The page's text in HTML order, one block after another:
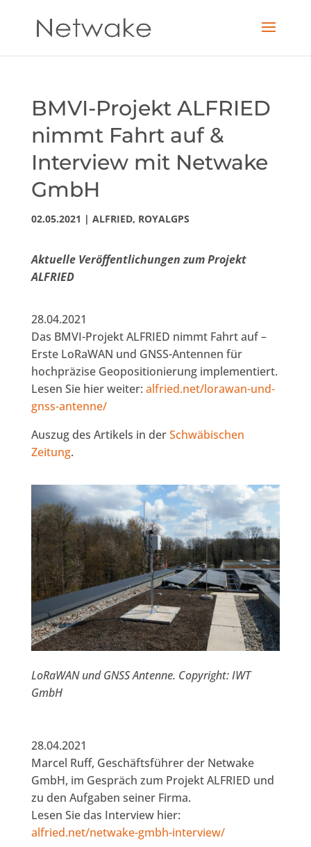
BMVI-Projekt ALFRIED
nimmt Fahrt auf &
Interview mit Netwake
GmbH
02.05.2021 | ALFRIED, ROYALGPS
Aktuelle Veröffentlichungen zum Projekt
ALFRIED
28.04.2021
Das BMVI-Projekt ALFRIED nimmt Fahrt auf –
Erste LoRaWAN und GNSS-Antennen für
hochpräzise Geopositionierung implementiert.
Lesen Sie hier weiter: alfried.net/lorawan-und-
gnss-antenne/
Auszug des Artikels in derSchwäbischen
Zeitung.
LoRaWAN und GNSS Antenne. Copyright: IWT
GmbH
28.04.2021
Marcel Ruff, Geschäftsführer der Netwake
GmbH, im Gespräch zum Projekt ALFRIED und
zu den Aufgaben seiner Firma.
Lesen Sie das Interview hier:
alfried.net/netwake-gmbh-interview/